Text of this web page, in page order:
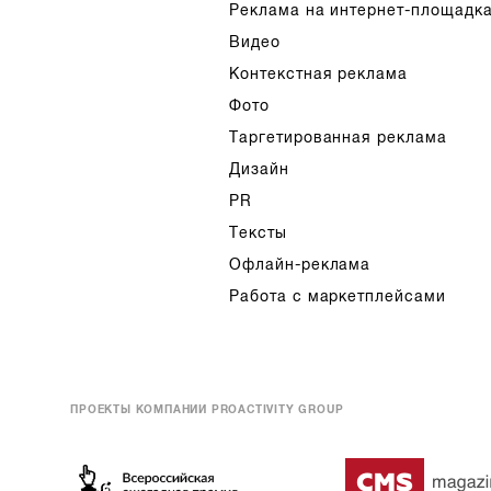
Реклама на интернет-
Видео
Контекстная реклама
Фото
Таргетированная реклама
Дизайн
PR
Тексты
Офлайн-реклама
Работа с маркетплейсами
ПРОЕКТЫ КОМПАНИИ PROACTIVITY GROUP